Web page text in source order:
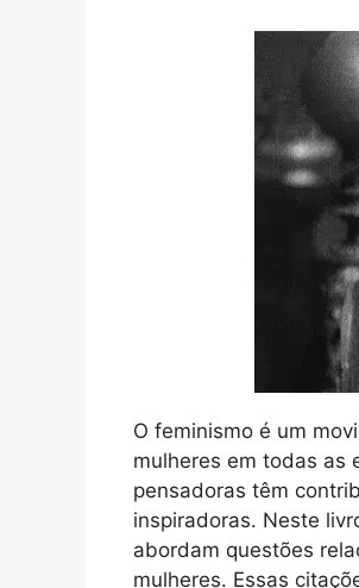
O feminismo é um
mulheres em todas as
pensadoras têm
inspiradoras. Neste
abordam questões
mulheres. Essas